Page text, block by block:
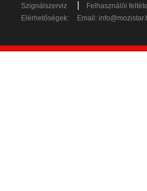
Szignálszerviz
Felhasználói
Elérhetőségek:
Email: